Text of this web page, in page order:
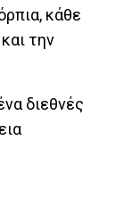
κάθε
την
διεθνές